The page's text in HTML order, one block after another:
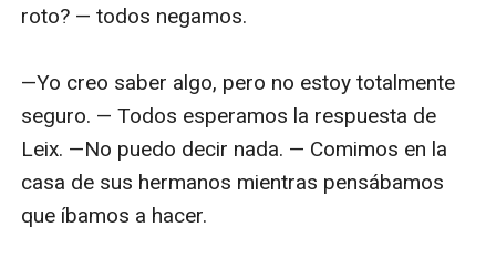
roto? — todos negamos.
—Yo creo saber algo, pero no estoy totalmente
seguro. — Todos esperamos la respuesta de
Leix. —No puedo decir nada. — Comimos en la
casa de sus hermanos mientras pensábamos
que íbamos a hacer.